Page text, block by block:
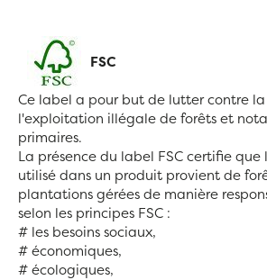
FSC
Ce label a pour but de lutter contre
l'exploitation illégale de forêts et
primaires.
La présence du label FSC certifie
utilisé dans un produit provient de
plantations gérées de manière
selon les principes FSC :
# les besoins sociaux,
# économiques,
# écologiques,